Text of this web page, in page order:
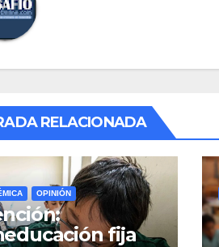
RELACIONADA
OPINIÓN
fija